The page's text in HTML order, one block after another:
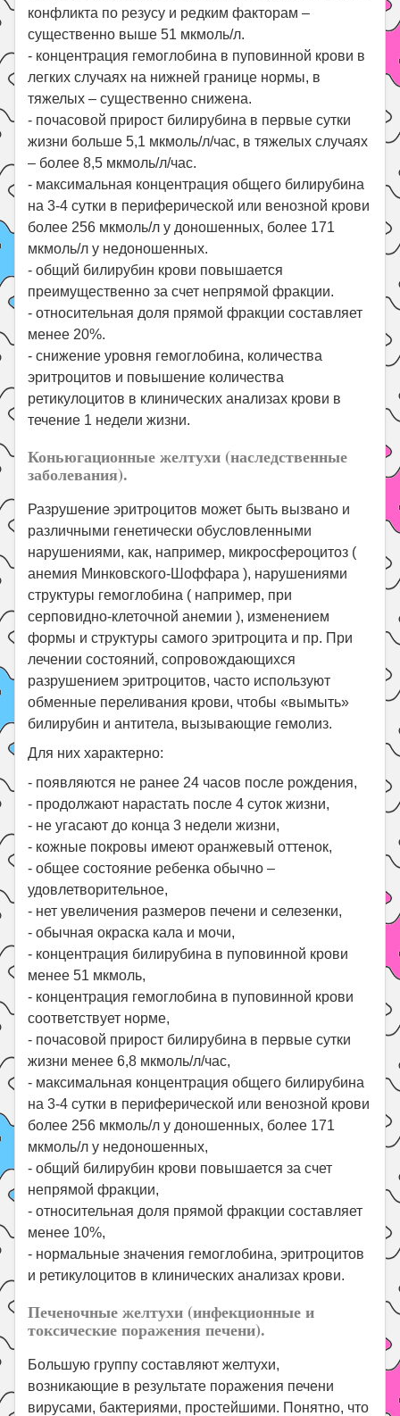
конфликта по резусу и редким факторам –
существенно выше 51 мкмоль/л.
- концентрация гемоглобина в пуповинной крови в
легких случаях на нижней границе нормы, в
тяжелых – существенно снижена.
- почасовой прирост билирубина в первые сутки
жизни больше 5,1 мкмоль/л/час, в тяжелых случаях
– более 8,5 мкмоль/л/час.
- максимальная концентрация общего билирубина
на 3-4 сутки в периферической или венозной крови
более 256 мкмоль/л у доношенных, более 171
мкмоль/л у недоношенных.
- общий билирубин крови повышается
преимущественно за счет непрямой фракции.
- относительная доля прямой фракции составляет
менее 20%.
- снижение уровня гемоглобина, количества
эритроцитов и повышение количества
ретикулоцитов в клинических анализах крови в
течение 1 недели жизни.
Коньюгационные желтухи (наследственные
заболевания).
Разрушение эритроцитов может быть вызвано и
различными генетически обусловленными
нарушениями, как, например, микросфероцитоз (
анемия Минковского-Шоффара ), нарушениями
структуры гемоглобина ( например, при
серповидно-клеточной анемии ), изменением
формы и структуры самого эритроцита и пр. При
лечении состояний, сопровождающихся
разрушением эритроцитов, часто используют
обменные переливания крови, чтобы «вымыть»
билирубин и антитела, вызывающие гемолиз.
Для них характерно:
- появляются не ранее 24 часов после рождения,
- продолжают нарастать после 4 суток жизни,
- не угасают до конца 3 недели жизни,
- кожные покровы имеют оранжевый оттенок,
- общее состояние ребенка обычно –
удовлетворительное,
- нет увеличения размеров печени и селезенки,
- обычная окраска кала и мочи,
- концентрация билирубина в пуповинной крови
менее 51 мкмоль,
- концентрация гемоглобина в пуповинной крови
соответствует норме,
- почасовой прирост билирубина в первые сутки
жизни менее 6,8 мкмоль/л/час,
- максимальная концентрация общего билирубина
на 3-4 сутки в периферической или венозной крови
более 256 мкмоль/л у доношенных, более 171
мкмоль/л у недоношенных,
- общий билирубин крови повышается за счет
непрямой фракции,
- относительная доля прямой фракции составляет
менее 10%,
- нормальные значения гемоглобина, эритроцитов
и ретикулоцитов в клинических анализах крови.
Печеночные желтухи (инфекционные и
токсические поражения печени).
Большую группу составляют желтухи,
возникающие в результате поражения печени
вирусами, бактериями, простейшими. Понятно, что